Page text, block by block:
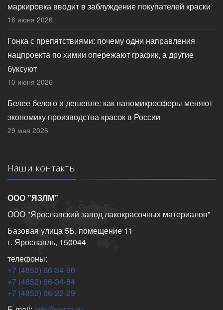
маркировка вводит в заблуждение покупателей краски
16 июня 2026
Гонка с препятствиями: почему одни направления
нацпроекта по химии опережают график, а другие
буксуют
10 июня 2026
Белее белого и дешевле: как наномикросферы меняют
экономику производства красок в России
29 мая 2026
Наши контакты
ООО "ЯЗЛМ"
ООО "Ярославский завод лакокрасочных материалов"
Базовая улица 5Б, помещение 11
г. Ярославль, 150044
телефоны:
+7 (4852) 66-34-90
+7 (4852) 66-34-84
+7 (4852) 66-22-29